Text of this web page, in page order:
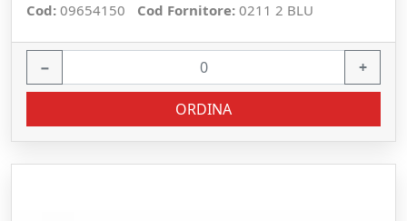
Cod: 09654150 Cod Fornitore: 0211 2 BLU
− +
ORDINA